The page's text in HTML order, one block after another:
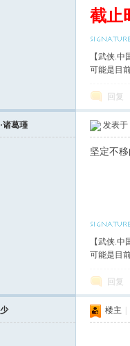
截止
【武侠.
可能是目
回复
诸葛瑾 发表于
坚定不
【武侠.
可能是目
回复
楼主